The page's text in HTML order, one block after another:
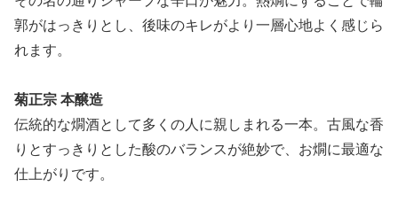
郭がはっきりとし、後味のキレがより一層心地よく感じら
れます。
菊正宗 本醸造
伝統的な燗酒として多くの人に親しまれる一本。古風な香
りとすっきりとした酸のバランスが絶妙で、お燗に最適な
仕上がりです。